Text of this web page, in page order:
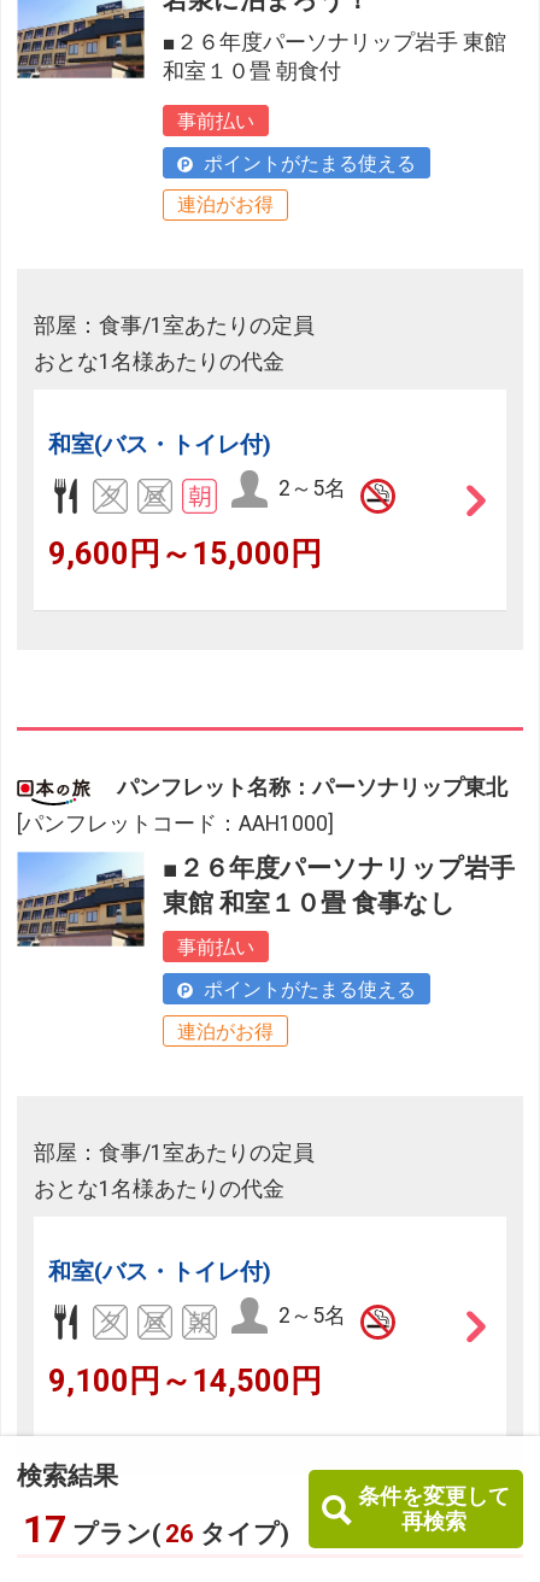
検索結果
17 プラン( 26 タイプ)
条件を変更して
再検索
■２６年度パーソナリップ岩手 東館
和室１０畳 朝食付
事前払い
ポイントがたまる使える
連泊がお得
部屋：食事/1室あたりの定員
おとな1名様あたりの代金
和室(バス・トイレ付)
2～5名
9,600円～15,000円
パンフレット名称：パーソナリップ東北
[パンフレットコード：AAH1000]
■２６年度パーソナリップ岩手
東館 和室１０畳 食事なし
事前払い
ポイントがたまる使える
連泊がお得
部屋：食事/1室あたりの定員
おとな1名様あたりの代金
和室(バス・トイレ付)
2～5名
9,100円～14,500円